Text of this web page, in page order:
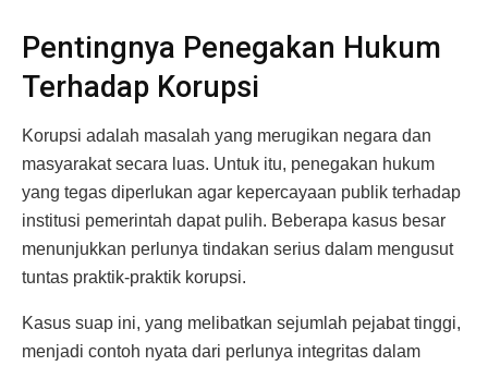
Pentingnya Penegakan Hukum
Terhadap Korupsi
Korupsi adalah masalah yang merugikan negara dan
masyarakat secara luas. Untuk itu, penegakan hukum
yang tegas diperlukan agar kepercayaan publik terhadap
institusi pemerintah dapat pulih. Beberapa kasus besar
menunjukkan perlunya tindakan serius dalam mengusut
tuntas praktik-praktik korupsi.
Kasus suap ini, yang melibatkan sejumlah pejabat tinggi,
menjadi contoh nyata dari perlunya integritas dalam